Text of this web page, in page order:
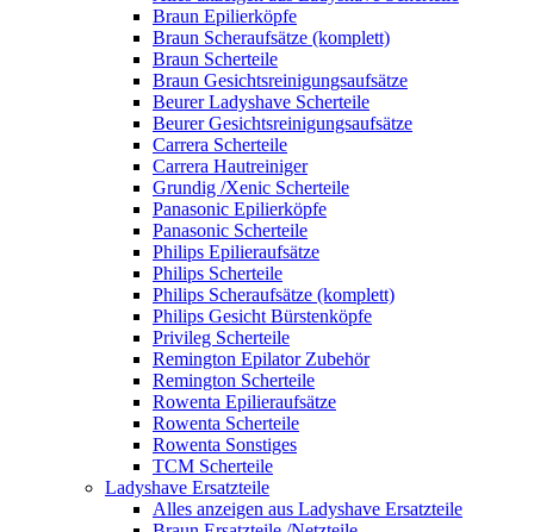
Braun Epilierköpfe
Braun Scheraufsätze (komplett)
Braun Scherteile
Braun Gesichtsreinigungsaufsätze
Beurer Ladyshave Scherteile
Beurer Gesichtsreinigungsaufsätze
Carrera Scherteile
Carrera Hautreiniger
Grundig /Xenic Scherteile
Panasonic Epilierköpfe
Panasonic Scherteile
Philips Epilieraufsätze
Philips Scherteile
Philips Scheraufsätze (komplett)
Philips Gesicht Bürstenköpfe
Privileg Scherteile
Remington Epilator Zubehör
Remington Scherteile
Rowenta Epilieraufsätze
Rowenta Scherteile
Rowenta Sonstiges
TCM Scherteile
Ladyshave Ersatzteile
Alles anzeigen aus Ladyshave Ersatzteile